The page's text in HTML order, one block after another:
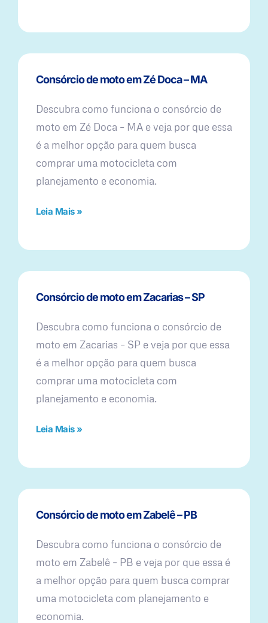
Consórcio de moto em Zé Doca – MA
Descubra como funciona o consórcio de
moto em Zé Doca – MA e veja por que essa
é a melhor opção para quem busca
comprar uma motocicleta com
planejamento e economia.
Leia Mais »
Consórcio de moto em Zacarias – SP
Descubra como funciona o consórcio de
moto em Zacarias – SP e veja por que essa
é a melhor opção para quem busca
comprar uma motocicleta com
planejamento e economia.
Leia Mais »
Consórcio de moto em Zabelê – PB
Descubra como funciona o consórcio de
moto em Zabelê – PB e veja por que essa é
a melhor opção para quem busca comprar
uma motocicleta com planejamento e
economia.